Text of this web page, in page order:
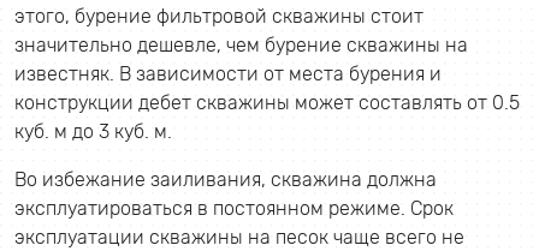
этого, бурение фильтровой скважины стоит
значительно дешевле, чем бурение скважины на
известняк. В зависимости от места бурения и
конструкции дебет скважины может составлять от 0.5
куб. м до 3 куб. м.
Во избежание заиливания, скважина должна
эксплуатироваться в постоянном режиме. Срок
эксплуатации скважины на песок чаще всего не